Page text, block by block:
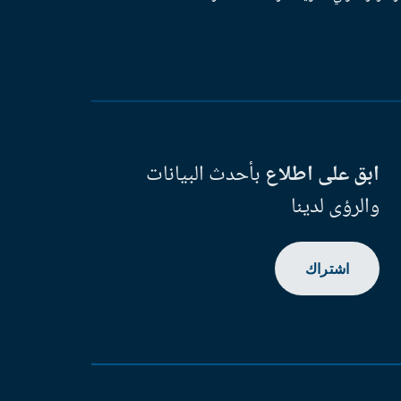
ابق على اطلاعبأحدث البيانات
والرؤى لدينا
اشتراك